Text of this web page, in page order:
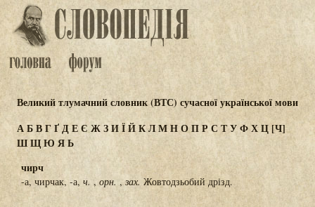
Великий тлумачний словник (ВТС) сучасної української мови
АБВГҐДЕЄ ЖЗИЇЙКЛМНОПРС ТУФХЦ [Ч]
ШЩЮЯЬ
чирч
-а, чирчак, -а, ч. , орн. ,зах. Жовтодзьобий дрізд.